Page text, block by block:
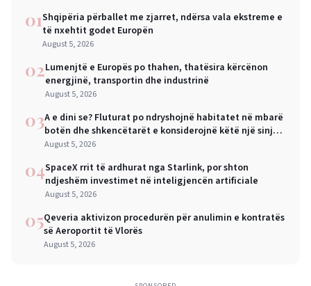
01Shqipëria përballet me zjarret, ndërsa vala ekstreme e
të nxehtit godet Europën
August 5, 2026
02Lumenjtë e Europës po thahen, thatësira kërcënon
energjinë, transportin dhe industrinë
August 5, 2026
03A e dini se? Fluturat po ndryshojnë habitatet në mbarë
botën dhe shkencëtarët e konsiderojnë këtë një sinjal
alarmi
August 5, 2026
04SpaceX rrit të ardhurat nga Starlink, por shton
ndjeshëm investimet në inteligjencën artificiale
August 5, 2026
05Qeveria aktivizon procedurën për anulimin e kontratës
së Aeroportit të Vlorës
August 5, 2026